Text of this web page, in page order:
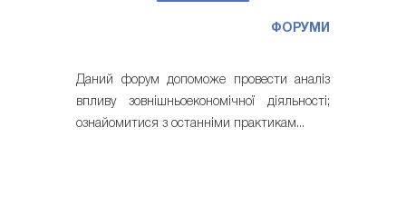
ФОРУМИ
Даний форум допоможе провести аналіз
впливу зовнішньоекономічної діяльності;
ознайомитися з останніми практикам...